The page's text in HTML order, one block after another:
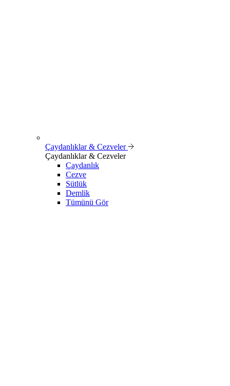
Çaydanlıklar & Cezveler
Çaydanlıklar & Cezveler
Çaydanlık
Cezve
Sütlük
Demlik
Tümünü Gör